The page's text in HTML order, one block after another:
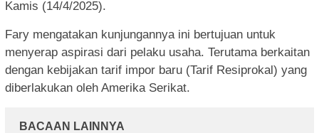
Kamis (14/4/2025).
Fary mengatakan kunjungannya ini bertujuan untuk
menyerap aspirasi dari pelaku usaha. Terutama berkaitan
dengan kebijakan tarif impor baru (Tarif Resiprokal) yang
diberlakukan oleh Amerika Serikat.
BACAAN LAINNYA